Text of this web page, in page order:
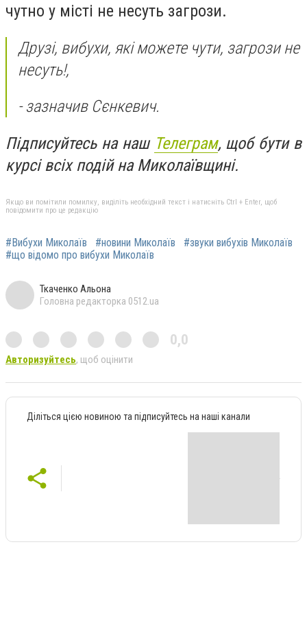
чутно у місті не несуть загрози.
Друзі, вибухи, які можете чути, загрози не
несуть!,
- зазначив Сєнкевич.
Підписуйтесь на наш Телеграм, щоб бути в
курсі всіх подій на Миколаївщині.
Якщо ви помітили помилку, виділіть необхідний текст і натисніть Ctrl + Enter, щоб
повідомити про це редакцію
#Вибухи Миколаїв #новини Миколаїв
#звуки вибухів Миколаїв
#що відомо про вибухи Миколаїв
Ткаченко Альона
Головна редакторка 0512.ua
0,0
Авторизуйтесь, щоб оцінити
Діліться цією новиною та підписуйтесь на наші канали